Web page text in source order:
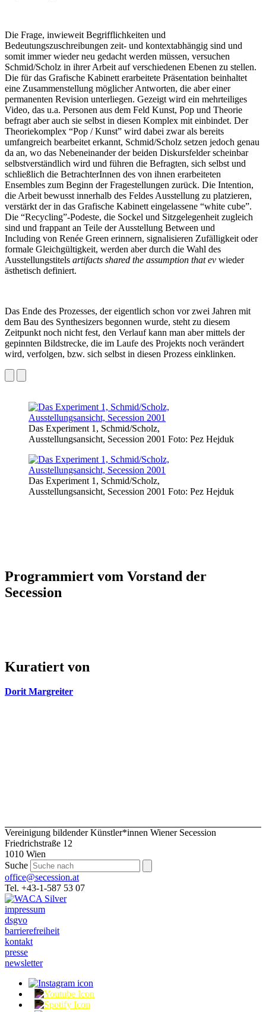
Die Frage, inwieweit Begrifflichkeiten und
Bedeutungszuschreibungen zeit- und kontextabhängig sind und
somit immer wieder neu gedacht werden müssen, versuchen
Schmid/Scholz in ihrer Arbeit auf verschiedenen Ebenen zu stellen.
Die für das Grafische Kabinett erarbeitete Präsentation beinhaltet
eine Zusammenstellung möglicher Antworten, die aber einer
permanenten Revision unterliegen. Gezeigt wird ein mehrteiliges
Video, das u.a. Personen aus dem Feld Kunst, Pop und Theorie
befragt aber auch sie selbst in diesen Komplex mit einbindet. Der
Theoriekomplex “Pop / Kunst” wird dabei zwar als bereits
umfangreich bearbeitet erkannt, Schmid/Scholz setzen jedoch genau
da an, wo das Nebeneinander der beiden Diskursfelder scheinbar
selbstverständlich wird und führen die Befragten, sich selbst und
schließlich die BetrachterInnen des von ihnen erarbeiteten
Ensembles zum Beginn der Fragestellungen zurück. Die Intention,
die Arbeit bewusst innerhalb des Feldes Ausstellung zu platzieren,
verstärkt der in das Grafische Kabinett eingelassene “white cube”.
Die “Recycling”-Podeste, die Sockel und Sitzgelegenheit zugleich
sind und frappant an Teile der Ausstellung Between und
Including von Renée Green erinnern, signalisieren Zufälligkeit oder
formale Gleichgültigkeit, werden aber durch die Wahl des
Ausstellungstitels artifacts shared the assumption that ev wieder
ästhetisch definiert.
Das Ende des Prozesses, der eigentlich schon vor zwei Jahren mit
dem Bau des Synthesizers begonnen wurde, steht zu diesem
Zeitpunkt noch nicht fest, den Verlauf kann man aber mittels der
gepinnten Bildstrecke, die im Laufe des Projekts noch verändert
wird, verfolgen, bzw. sich selbst in diesen Prozess einklinken.
Das Experiment 1, Schmid/Scholz,
Ausstellungsansicht, Secession 2001 Foto: Pez Hejduk
Das Experiment 1, Schmid/Scholz,
Ausstellungsansicht, Secession 2001 Foto: Pez Hejduk
Programmiert vom Vorstand der
Secession
Kuratiert von
Dorit Margreiter
Vereinigung bildender Künstler*innen Wiener Secession
Friedrichstraße 12
1010 Wien
Suche
office@secession.at
Tel. +43-1-587 53 07
impressum
dsgvo
barrierefreiheit
kontakt
presse
newsletter